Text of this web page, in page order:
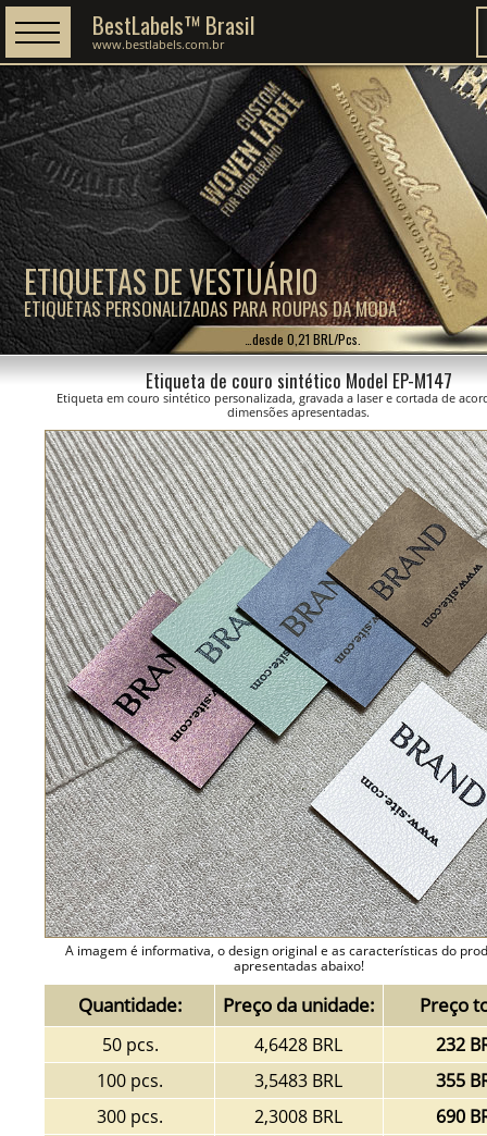
ETIQUETAS DE VESTUÁRIO
ETIQUETAS PERSONALIZADAS PARA ROUPAS DA MODA
BestLabels™ Brasil
www.bestlabels.com.br
…desde 0,21 BRL/Pcs.
Etiqueta de couro sintético Model EP-M147
Etiqueta em couro sintético personalizada, gravada a laser e cortada de
dimensões apresentadas.
A imagem é informativa, o design original e as características do
apresentadas abaixo!
Quantidade: Preço da unidade: Preço
50 pcs. 4,6428 BRL
232
100 pcs.
3,5483 BRL
355
300 pcs.
2,3008 BRL
690